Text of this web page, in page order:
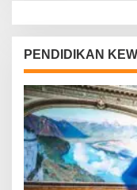
PENDIDIKAN